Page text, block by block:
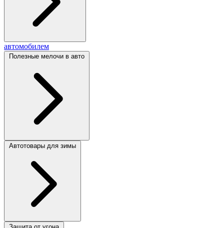
автомобилем
Полезные мелочи в авто
Автотовары для зимы